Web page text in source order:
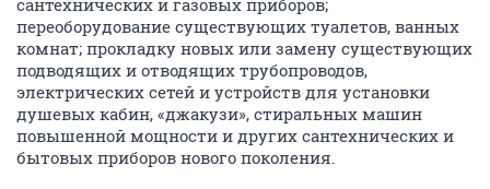
сантехнических и газовых приборов;
переоборудование существующих туалетов, ванных
комнат; прокладку новых или замену существующих
подводящих и отводящих трубопроводов,
электрических сетей и устройств для установки
душевых кабин, «джакузи», стиральных машин
повышенной мощности и других сантехнических и
бытовых приборов нового поколения.